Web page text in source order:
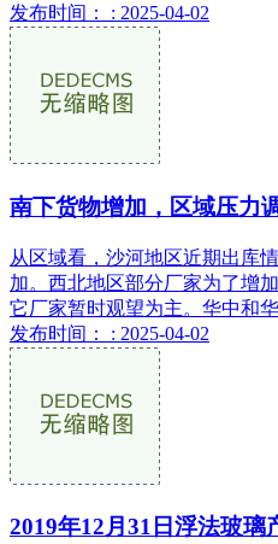
发布时间： : 2025-04-02
南下货物增加，区域压力
从区域看，沙河地区近期出库
加。西北地区部分厂家为了增
它厂家暂时观望为主。华中和
发布时间： : 2025-04-02
2019年12月31日浮法玻璃